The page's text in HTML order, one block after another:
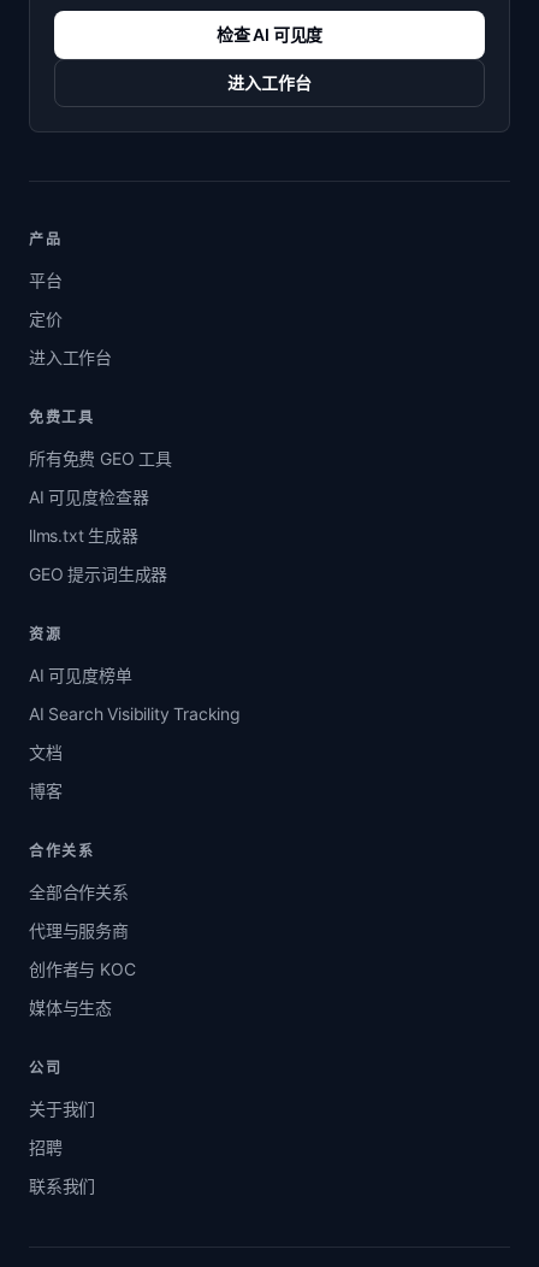
检查 AI 可见度
进入工作台
产品
平台
定价
进入工作台
免费工具
所有免费 GEO 工具
AI 可见度检查器
llms.txt 生成器
GEO 提示词生成器
资源
AI 可见度榜单
AI Search Visibility Tracking
文档
博客
合作关系
全部合作关系
代理与服务商
创作者与 KOC
媒体与生态
公司
关于我们
招聘
联系我们